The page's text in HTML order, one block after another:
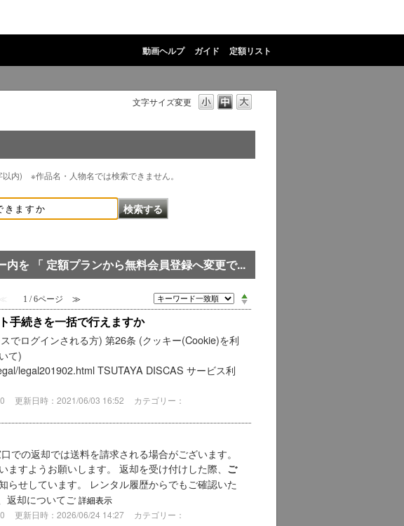
動画ヘルプ ガイド 定額リスト
文字サイズ変更
内) ※作品名・人物名では検索できません。
内を 「 定額プランから無料会員登録へ変更で...
≪ 1 / 6ページ ≫
手続きを一括で行えますか
でログインされる方) 第26条 (クッキー(Cookie)を利
て)
legal201902.html TSUTAYA DISCAS サービス利
更新日時：2021/06/03 16:52
カテゴリー：
での返却では送料を請求される場合がございます。
すようお願いします。 返却を受け付けした際、 ご
らせしています。 レンタル履歴からでもご確認いた
返却についてご 詳細表示
更新日時：2026/06/24 14:27
カテゴリー：